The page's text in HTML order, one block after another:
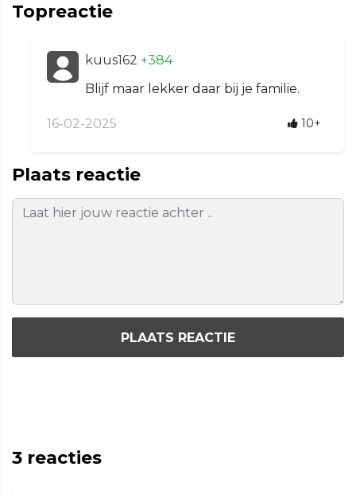
Topreactie
kuus162 +384
Blijf maar lekker daar bij je familie.
16-02-2025 10+
Plaats reactie
PLAATS REACTIE
3 reacties